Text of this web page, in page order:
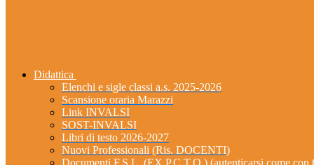
Didattica
Elenchi e sigle classi a.s. 2025-2026
Scansione oraria Marazzi
Link INVALSI
SOST-INVALSI
Libri di testo 2026-2027
Nuovi Professionali (Ris. DOCENTI)